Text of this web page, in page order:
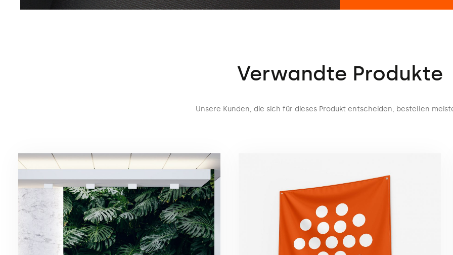
Verwandte Produkte
Unsere Kunden, die sich für dieses Produkt entscheiden, bestellen